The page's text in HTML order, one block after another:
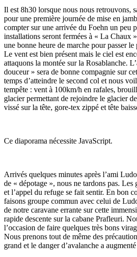
Il est 8h30 lorsque nous nous retrouvons,
pour une première journée de mise en
compter sur une arrivée du Foehn un peu
installations seront fermées à « La Chaux
une bonne heure de marche pour passer
Le vent est bien présent mais le ciel est
attaquons la montée sur la Rosablanche.
douceur » sera de bonne compagnie sur
temps d’atteindre le second col et nous
tempête : vent à 100km/h en rafales,
glacier permettant de rejoindre le glacier
vissé sur la tête, gore-tex zippé et tête
Ce diaporama nécessite JavaScript.
Arrivés quelques minutes après l’ami
de « dépotage », nous ne tardons pas. Les
et l’appel du refuge se fait sentir. En bon
faisons groupe commun avec celui de
de notre caravane errante sur cette
rapide descente sur la cabane Prafleuri.
l’occasion de faire quelques très bons
Nous prenons tout de même des
grand et le danger d’avalanche a